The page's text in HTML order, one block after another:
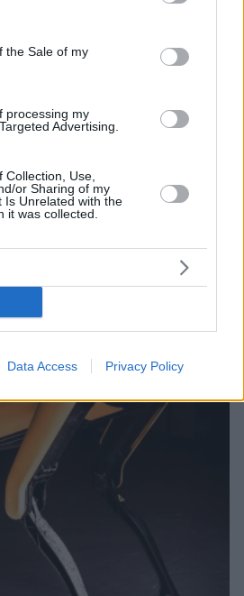
Google and its third-party tags to
specified purposes in below Google
the Sale of my
processing my
Advertising.
Use,
or Sharing of my
Is Unrelated with the
it was collected.
Data Access Privacy Policy
στον γάμο του Τζεφ
- Σε απομονωμένη περιοχή